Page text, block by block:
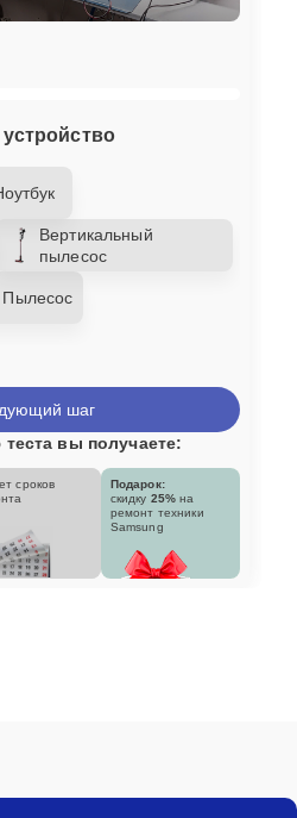
Вертикальный
пылесос
Пылесос
шаг
вы получаете:
сроков
Подарок:
скидку 25% на
ремонт техники
Samsung